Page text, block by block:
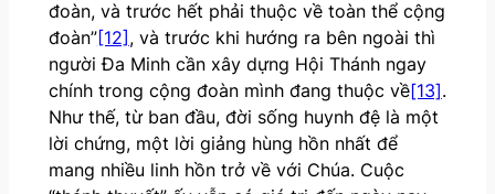
đoàn, và trước hết phải thuộc về toàn thể cộng
đoàn”[12] , và trước khi hướng ra bên ngoài thì
người Đa Minh cần xây dựng Hội Thánh ngay
chính trong cộng đoàn mình đang thuộc về[13].
Như thế, từ ban đầu, đời sống huynh đệ là một
lời chứng, một lời giảng hùng hồn nhất để
mang nhiều linh hồn trở về với Chúa. Cuộc